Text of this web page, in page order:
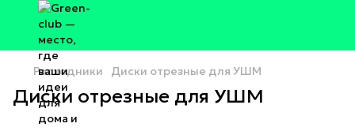
Расходники Диски отрезные для УШМ
Диски отрезные для УШМ